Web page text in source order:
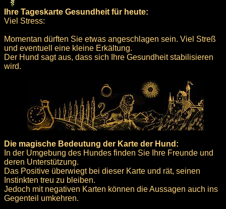
Ihre Tageskarte Gesundheit für heute:
Viel Stress:
Momentan dürften Sie etwas angeschlagen sein. Viel Streß
und eventuell eine kleine Erkältung.
Der Hund sagt aus, dass sich Ihre Gesundheit stabilisieren
wird.
Die magische Bedeutung der Karte der Hund:
In der Umgebung des Hundes finden Sie Ihre Freunde und
deren Unterstützung.
Das Positive überwiegt bei dieser Karte und rät, seinen
Instinkten treu zu bleiben.
Jedoch mit negativen Karten können die Aussagen auch ins
Gegenteil umkehren.